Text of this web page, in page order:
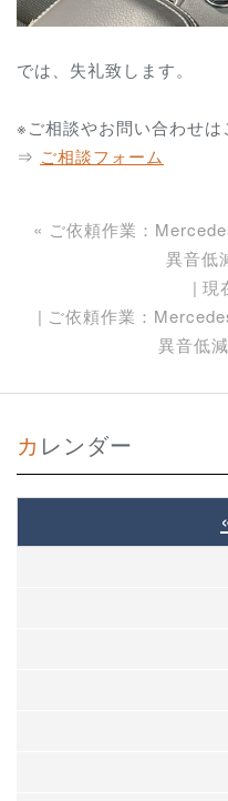
では、失礼致します。
※ご相談やお問い合わせ
⇒ ご相談フォーム
« ご依頼作業：
異音低
現
ご依頼作業：
異音低
カレンダー